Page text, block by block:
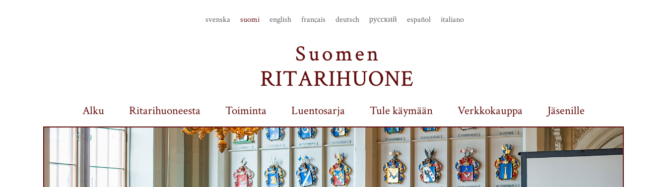
svenska suomi english français deutsch русский español italiano
Alku Ritarihuoneesta Toiminta Luentosarja Tule käymään Verkkokauppa Jäsenille